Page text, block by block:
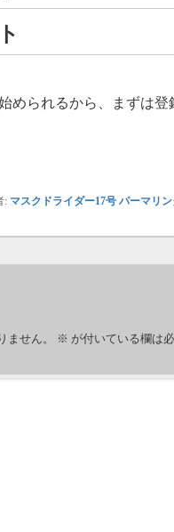
められるから、まずは登
: マスクドライダー17号 パーマリン
せん。 ※ が付いている欄は